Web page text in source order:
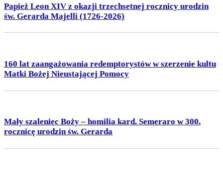
Papież Leon XIV z okazji trzechsetnej rocznicy urodzin
św. Gerarda Majelli (1726-2026)
160 lat zaangażowania redemptorystów w szerzenie kultu
Matki Bożej Nieustającej Pomocy
Mały szaleniec Boży – homilia kard. Semeraro w 300.
rocznicę urodzin św. Gerarda